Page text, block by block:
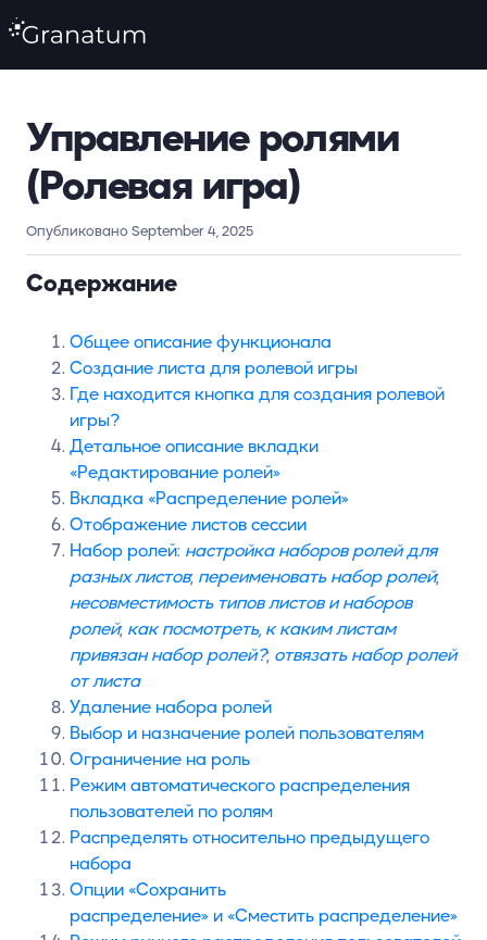
Управление ролями
(Ролевая игра)
Опубликовано September 4, 2025
Содержание
Общее описание функционала
Создание листа для ролевой игры
Где находится кнопка для создания ролевой
игры?
Детальное описание вкладки
«Редактирование ролей»
Вкладка «Распределение ролей»
Отображение листов сессии
Набор ролей: настройка наборов ролей для
разных листов;переименовать набор ролей;
несовместимость типов листов и наборов
ролей;как посмотреть, к каким листам
привязан набор ролей?;отвязать набор ролей
от листа
Удаление набора ролей
Выбор и назначение ролей пользователям
Ограничение на роль
Режим автоматического распределения
пользователей по ролям
Распределять относительно предыдущего
набора
Опции «Сохранить
распределение» и «Сместить распределение»